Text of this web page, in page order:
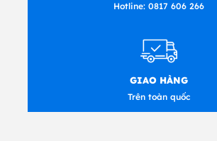
Hotline: 0817 606 266
GIAO HÀNG
Trên toàn quốc